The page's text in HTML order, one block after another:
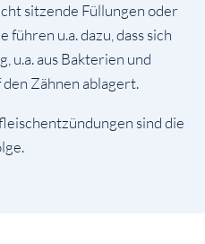
sitzende Füllungen oder
u.a. dazu, dass sich
u.a. aus Bakterien und
Zähnen ablagert.
sind die